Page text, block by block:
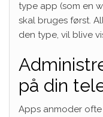
type app (som en
skal bruges først.
den type, vil blive
på din
Apps anmoder